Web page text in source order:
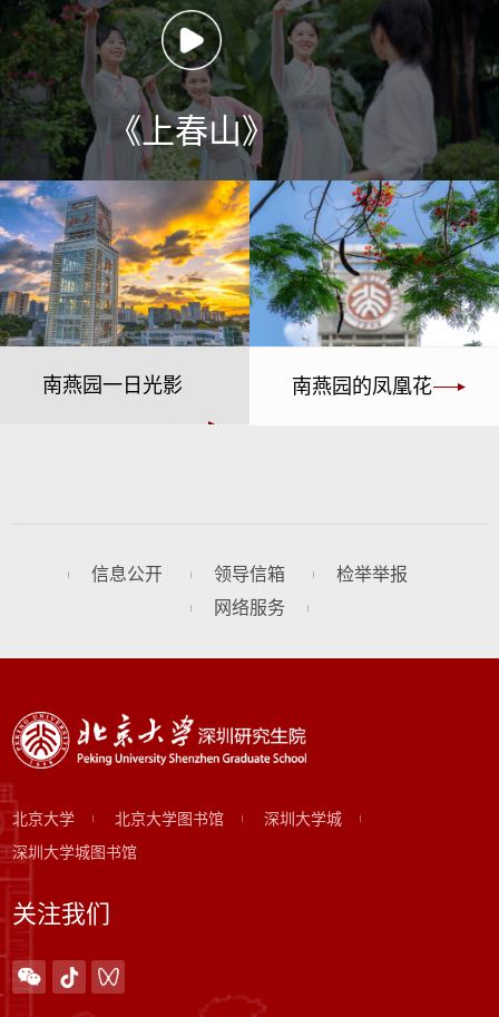
《上春山》
南燕园一日光影 南燕园的凤凰花
信息公开 领导信箱
检举举报
网络服务
北京大学 北京大学图书馆
深圳大学城
深圳大学城图书馆
关注我们